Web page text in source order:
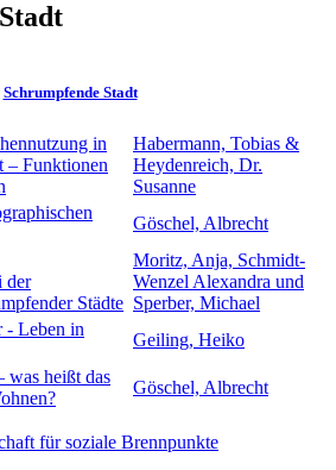
Schrumpfende Stadt
in
– Funktionen
Habermann, Tobias &
Heydenreich, Dr.
Susanne
Göschel, Albrecht
der
Städte
Moritz, Anja, Schmidt-
Wenzel Alexandra und
Sperber, Michael
- Leben in
Geiling, Heiko
was heißt das
Göschel, Albrecht